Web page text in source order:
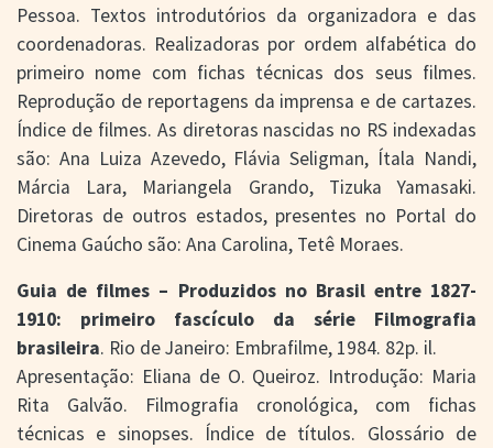
Pessoa. Textos introdutórios da organizadora e das
coordenadoras. Realizadoras por ordem alfabética do
primeiro nome com fichas técnicas dos seus filmes.
Reprodução de reportagens da imprensa e de cartazes.
Índice de filmes. As diretoras nascidas no RS indexadas
são: Ana Luiza Azevedo, Flávia Seligman, Ítala Nandi,
Márcia Lara, Mariangela Grando, Tizuka Yamasaki.
Diretoras de outros estados, presentes no Portal do
Cinema Gaúcho são: Ana Carolina, Tetê Moraes.
Guia de filmes – Produzidos no Brasil entre 1827-
1910: primeiro fascículo da série Filmografia
brasileira. Rio de Janeiro: Embrafilme, 1984. 82p. il.
Apresentação: Eliana de O. Queiroz. Introdução: Maria
Rita Galvão. Filmografia cronológica, com fichas
técnicas e sinopses. Índice de títulos. Glossário de